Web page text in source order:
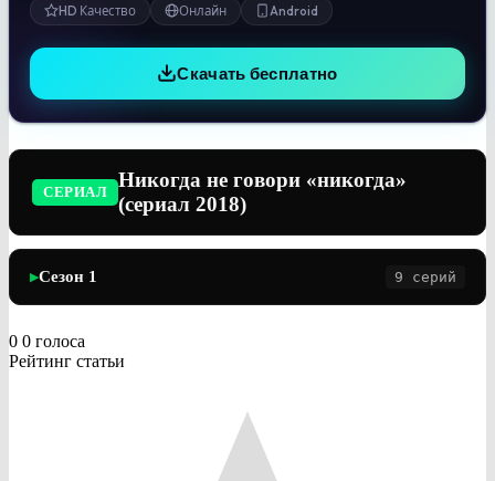
HD Качество Онлайн Android
Скачать бесплатно
СЕРИАЛ
Никогда не говори «никогда»
(сериал 2018)
▶Сезон 1 9 серий
0 0 голоса
Рейтинг статьи